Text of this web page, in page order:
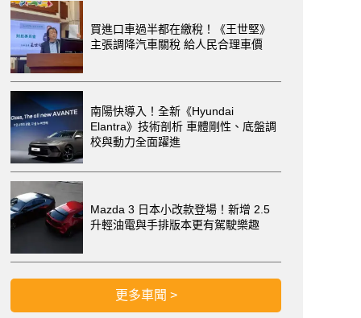
買進口車過半都在繳稅！《王世堅》
主張調降汽車關稅 給人民合理車價
南陽快導入！全新《Hyundai
Elantra》技術剖析 車體剛性、底盤調
校與動力全面躍進
Mazda 3 日本小改款登場！新增 2.5
升輕油電與手排版本更有駕駛樂趣
更多車聞 >